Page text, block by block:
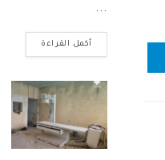
...
أكمل القراءة